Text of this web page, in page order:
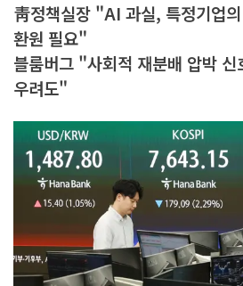
靑정책실장 "AI 과실, 특정기업
환원 필요"
블룸버그 "사회적 재분배 압박
우려도"